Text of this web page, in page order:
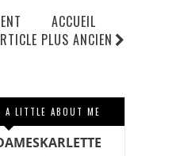
PLUS ANCIEN
ACCUEIL
LITTLE ABOUT ME